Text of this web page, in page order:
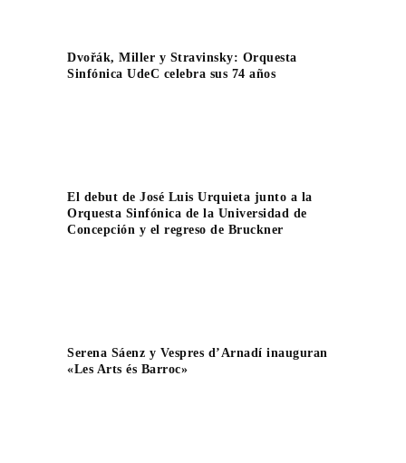
Dvořák, Miller y Stravinsky: Orquesta
Sinfónica UdeC celebra sus 74 años
El debut de José Luis Urquieta junto a la
Orquesta Sinfónica de la Universidad de
Concepción y el regreso de Bruckner
Serena Sáenz y Vespres d’Arnadí inauguran
«Les Arts és Barroc»